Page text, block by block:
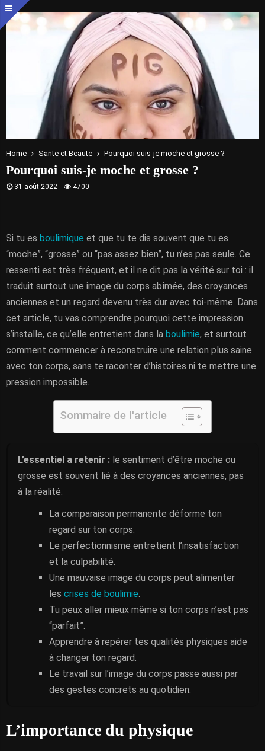
Home Sante et Beaute Pourquoi suis-je moche et grosse ?
Pourquoi suis-je moche et grosse ?
31 août 2022 4700
Si tu es boulimique et que tu te dis souvent que tu es
“moche”, “grosse” ou “pas assez bien”, tu n’es pas seule. Ce
ressenti est très fréquent, et il ne dit pas la vérité sur toi : il
traduit surtout une image du corps abîmée, des croyances
anciennes et un regard devenu très dur avec toi-même. Dans
cet article, tu vas comprendre pourquoi cette impression
s’installe, ce qu’elle entretient dans la boulimie, et surtout
comment commencer à reconstruire une relation plus saine
avec ton corps, sans te raconter d’histoires ni te mettre une
pression impossible.
Sommaire de l'article
L’essentiel a retenir : le sentiment d’être moche ou
grosse est souvent lié à des croyances anciennes, pas
à la réalité.
La comparaison permanente déforme ton
regard sur ton corps.
Le perfectionnisme entretient l’insatisfaction
et la culpabilité.
Une mauvaise image du corps peut alimenter
les crises de boulimie.
Tu peux aller mieux même si ton corps n’est pas
“parfait”.
Apprendre à repérer tes qualités physiques aide
à changer ton regard.
Le travail sur l’image du corps passe aussi par
des gestes concrets au quotidien.
L’importance du physique